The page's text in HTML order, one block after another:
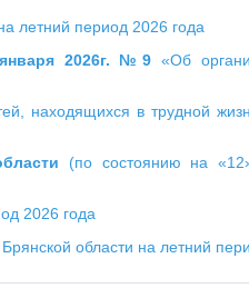
летний период 2026 года
2026г. №9 «Об
находящихся в трудной
(по состоянию на
2026 года
области на летний